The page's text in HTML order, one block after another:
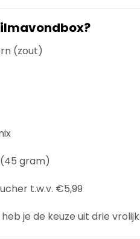
(zout)
gram)
t.w.v. €5,99
je de keuze uit drie